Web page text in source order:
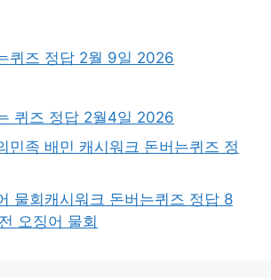
퀴즈 정답 2월 9일 2026
퀴즈 정답 2월4일 2026
민족 배민 캐시워크 돈버는퀴즈 정
물회캐시워크 돈버는퀴즈 정답 8
오징어 물회